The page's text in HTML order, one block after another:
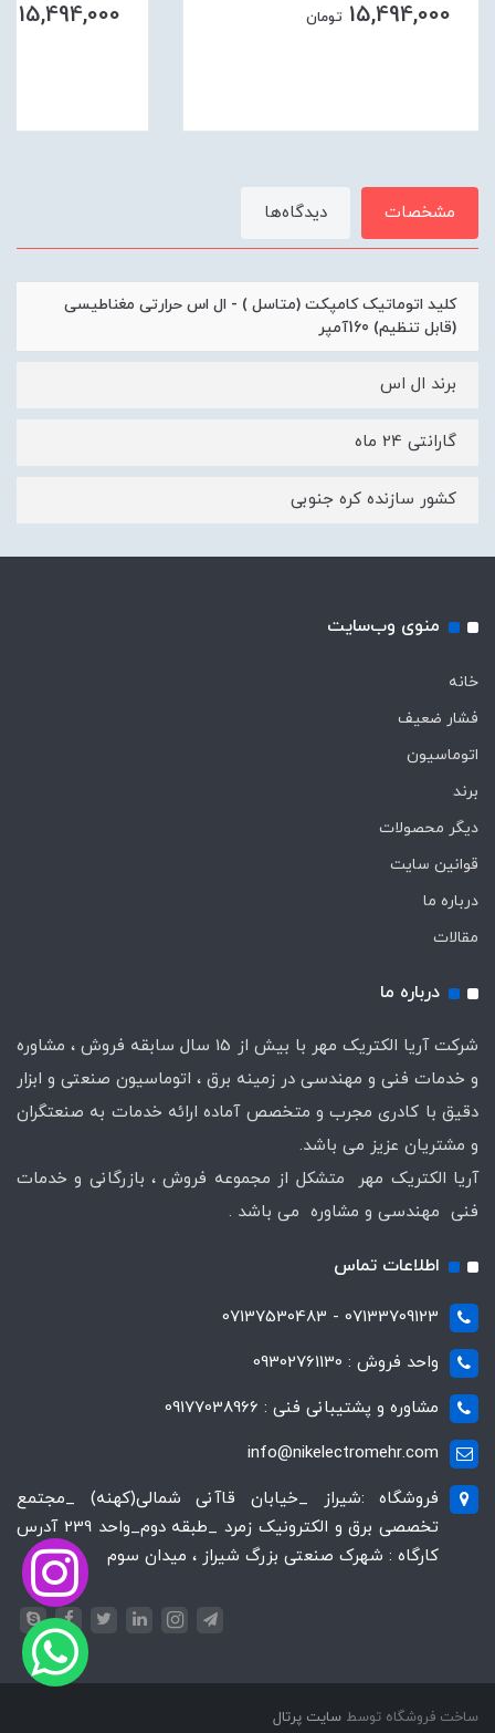
15,494,000 تومان 15,494,000
مشخصات دیدگاه‌ها
کلید اتوماتیک کامپکت (متاسل ) - ال اس حرارتی مغناطیسی
(قابل تنظیم) 160آمپر
برند ال اس
گارانتی 24 ماه
کشور سازنده کره جنوبی
منوی وب‌سایت
خانه
فشار ضعیف
اتوماسیون
برند
دیگر محصولات
قوانین سایت
درباره ما
مقالات
درباره ما
شرکت آریا الکتریک مهر با بیش از 15 سال سابقه فروش ، مشاوره
و خدمات فنی و مهندسی در زمینه برق ، اتوماسیون صنعتی و ابزار
دقیق با کادری مجرب و متخصص آماده ارائه خدمات به صنعتگران
و مشتریان عزیز می باشد.
آریا الکتریک مهر متشکل از مجموعه فروش ، بازرگانی و خدمات
فنی مهندسی و مشاوره می باشد .
اطلاعات تماس
07133709123 - 07137530483
واحد فروش : 09302761130
مشاوره و پشتیبانی فنی : 09177038966
info@nikelectromehr.com
فروشگاه :شیراز _خیابان قاآنی شمالی(کهنه) _مجتمع
تخصصی برق و الکترونیک زمرد _طبقه دوم_واحد 239 آدرس
کارگاه : شهرک صنعتی بزرگ شیراز ، میدان سوم
ساخت فروشگاه توسط سایت پرتال